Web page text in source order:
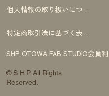
個人情報の取り扱いについて
特定商取引法に基づく表記
© S.H.P. All Rights
Reserved.